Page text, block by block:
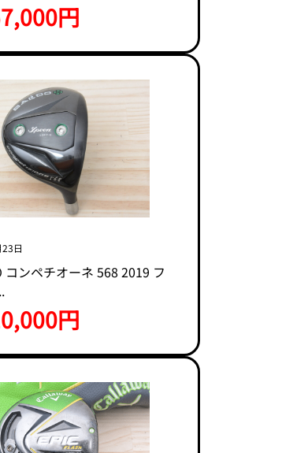
円
日
コンペチオーネ 568 2019 フ
円